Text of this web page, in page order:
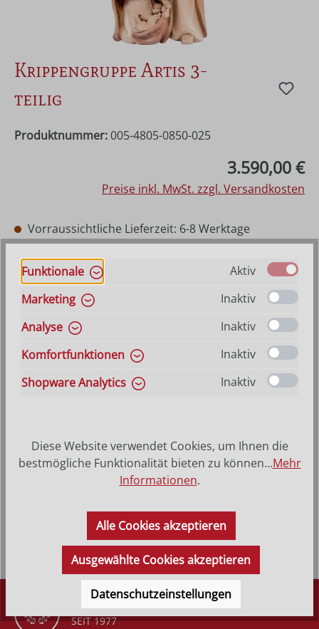
Krippengruppe Artis 3-
teilig
Produktnummer: 005-4805-0850-025
3.590,00 €
Preise inkl. MwSt. zzgl. Versandkosten
Vorraussichtliche Lieferzeit: 6-8 Werktage
Farbeauswählen
Hilfe zu Farbangaben
Natur Mehrfach gebeizt
Größeauswählen
Hilfe zu Größenangaben
10 cm 12 cm 15 cm 30 cm
40 cm
60 cm
VERSANDKOSTENFREI (DE) AB 150,-*
Produktbeschreibung
DÜRR KRIPPEN
SEIT 1977
Funktionale
Aktiv
Marketing
Inaktiv
Analyse
Inaktiv
Komfortfunktionen
Inaktiv
Shopware Analytics
Inaktiv
Diese Website verwendet Cookies, um Ihnen die
bestmögliche Funktionalität bieten zu können...Mehr
Informationen.
Alle Cookies akzeptieren
Ausgewählte Cookies akzeptieren
Datenschutzeinstellungen